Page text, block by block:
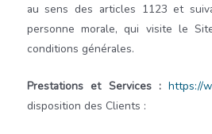
au sens des articles 1123 et
personne morale, qui visite le
conditions générales.
Prestations et Services :https://
disposition des Clients :